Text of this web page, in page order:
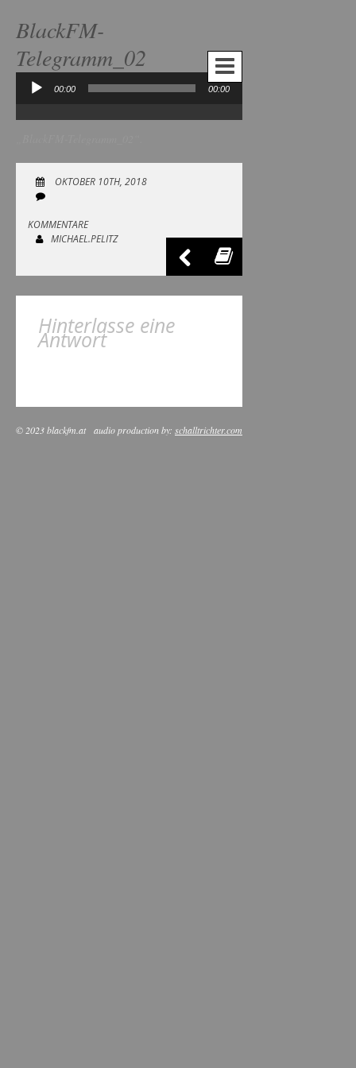
BlackFM-
Telegramm_02
Audio-
00:00 00:00
OKTOBER 10TH, 2018
KOMMENTARE
MICHAEL.PELITZ
Hinterlasse eine
Antwort
© 2023 blackfm.at audio production by: schalltrichter.com